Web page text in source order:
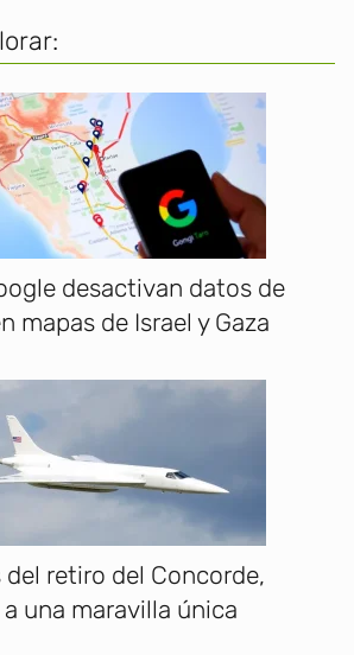
desactivan datos de
mapas de Israel y Gaza
del retiro del Concorde,
una maravilla única